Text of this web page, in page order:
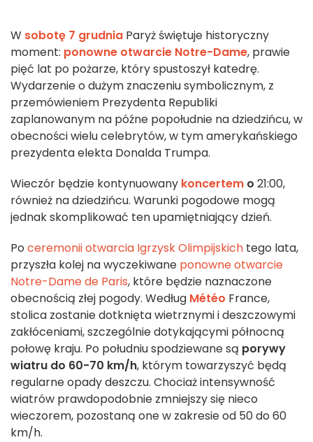
W sobotę 7 grudnia Paryż świętuje historyczny
moment: ponowne otwarcie Notre-Dame, prawie
pięć lat po pożarze, który spustoszył katedrę.
Wydarzenie o dużym znaczeniu symbolicznym, z
przemówieniem Prezydenta Republiki
zaplanowanym na późne popołudnie na dziedzińcu, w
obecności wielu celebrytów, w tym amerykańskiego
prezydenta elekta Donalda Trumpa.
Wieczór będzie kontynuowany koncertem o 21:00,
również na dziedzińcu. Warunki pogodowe mogą
jednak skomplikować ten upamiętniający dzień.
Po ceremonii otwarcia Igrzysk Olimpijskich tego lata,
przyszła kolej na wyczekiwane ponowne otwarcie
Notre-Dame de Paris, które będzie naznaczone
obecnością złej pogody. Według Météo France,
stolica zostanie dotknięta wietrznymi i deszczowymi
zakłóceniami, szczególnie dotykającymi północną
połowę kraju. Po południu spodziewane są porywy
wiatru do 60-70 km/h, którym towarzyszyć będą
regularne opady deszczu. Chociaż intensywność
wiatrów prawdopodobnie zmniejszy się nieco
wieczorem, pozostaną one w zakresie od 50 do 60
km/h.